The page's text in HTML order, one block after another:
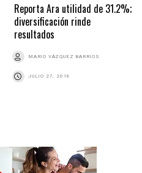
Reporta Ara utilidad de 31.2%;
diversificación rinde
resultados
MARIO VÁZQUEZ BARRIOS
JULIO 27, 2016